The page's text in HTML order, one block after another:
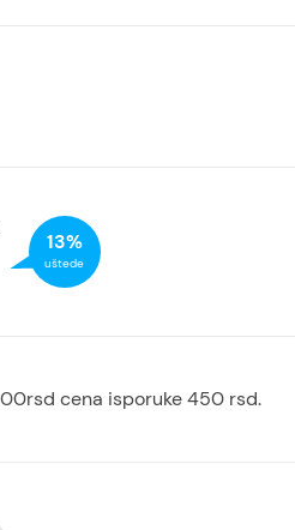
13%
uštede
cena isporuke 450 rsd.